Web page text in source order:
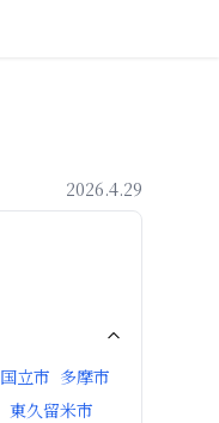
2026.4.29
国立市 多摩市
東久留米市